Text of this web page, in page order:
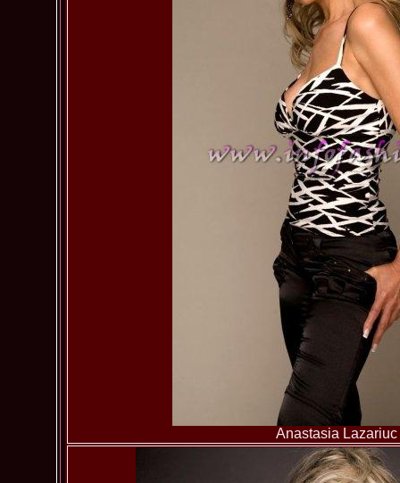
Anastasia Lazariuc